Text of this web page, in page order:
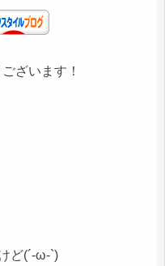
ざいます！
ど(´-ω-`)